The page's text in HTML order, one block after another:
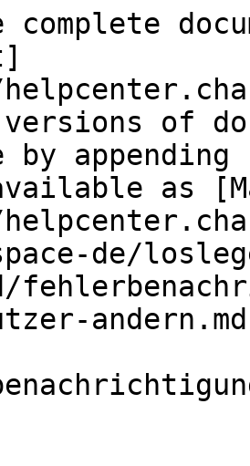
versions of
by
as
de/